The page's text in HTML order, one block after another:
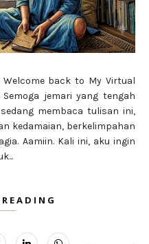
back to My Virtual
jemari yang tengah
membaca tulisan ini,
kedamaian, berkelimpahan
Aamiin. Kali ini, aku ingin